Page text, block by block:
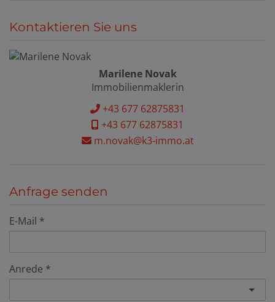
Kontaktieren Sie uns
Marilene Novak
Immobilienmaklerin
+43 677 62875831
+43 677 62875831
m.novak@k3-immo.at
Anfrage senden
E-Mail
Anrede